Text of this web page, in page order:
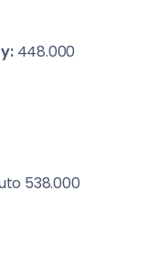
448.000
538.000